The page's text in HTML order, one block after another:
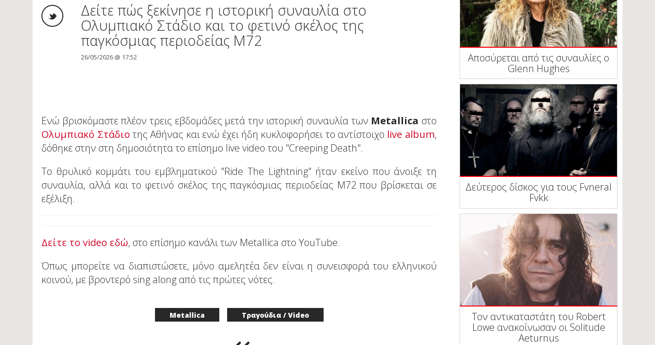
Δείτε πώς ξεκίνησε η ιστορική συναυλία στο
Ολυμπιακό Στάδιο και το φετινό σκέλος της
παγκόσμιας περιοδείας M72
26/05/2026 @ 17:52
Ενώ βρισκόμαστε πλέον τρεις εβδομάδες μετά την ιστορική συναυλία των Metallica στο
Ολυμπιακό Στάδιο της Αθήνας και ενώ έχει ήδη κυκλοφορήσει το αντίστοιχο live album,
δόθηκε στην στη δημοσιότητα το επίσημο live video του "Creeping Death".
Το θρυλικό κομμάτι του εμβληματικού "Ride The Lightning" ήταν εκείνο που άνοιξε τη
συναυλία, αλλά και το φετινό σκέλος της παγκόσμιας περιοδείας M72 που βρίσκεται σε
εξέλιξη.
Δείτε το video εδώ, στο επίσημο κανάλι των Metallica στο ΥouΤube.
Όπως μπορείτε να διαπιστώσετε, μόνο αμελητέα δεν είναι η συνεισφορά του ελληνικού
κοινού, με βροντερό sing along από τις πρώτες νότες.
Metallica Τραγούδια / Video
Αποσύρεται από τις συναυλίες ο
Glenn Hughes
Δεύτερος δίσκος για τους Fvneral
Fvkk
Τον αντικαταστάτη του Robert
Lowe ανακοίνωσαν οι Solitude
Aeturnus